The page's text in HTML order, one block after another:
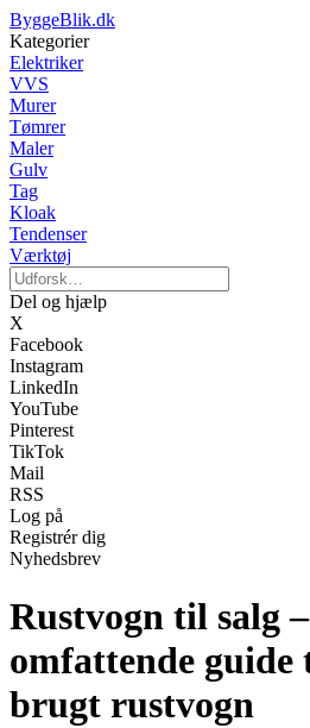
ByggeBlik.dk
Kategorier
Elektriker
VVS
Murer
Tømrer
Maler
Gulv
Tag
Kloak
Tendenser
Værktøj
Del og hjælp
X
Facebook
Instagram
LinkedIn
YouTube
Pinterest
TikTok
Mail
RSS
Log på
Registrér dig
Nyhedsbrev
Rustvogn til salg
omfattende
brugt rustvogn